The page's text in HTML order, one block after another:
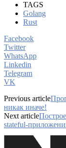
TAGS
Golang
Rust
Facebook
Twitter
WhatsApp
Linkedin
Telegram
VK
Previous article
никак иначе!
Next article
stateful-